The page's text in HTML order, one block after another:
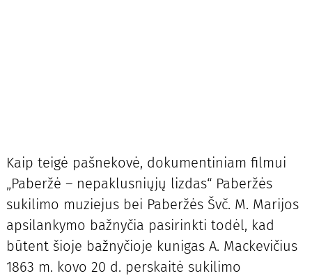
Kaip teigė pašnekovė, dokumentiniam filmui
„Paberžė – nepaklusniųjų lizdas“ Paberžės
sukilimo muziejus bei Paberžės Švč. M. Marijos
apsilankymo bažnyčia pasirinkti todėl, kad
būtent šioje bažnyčioje kunigas A. Mackevičius
1863 m. kovo 20 d. perskaitė sukilimo